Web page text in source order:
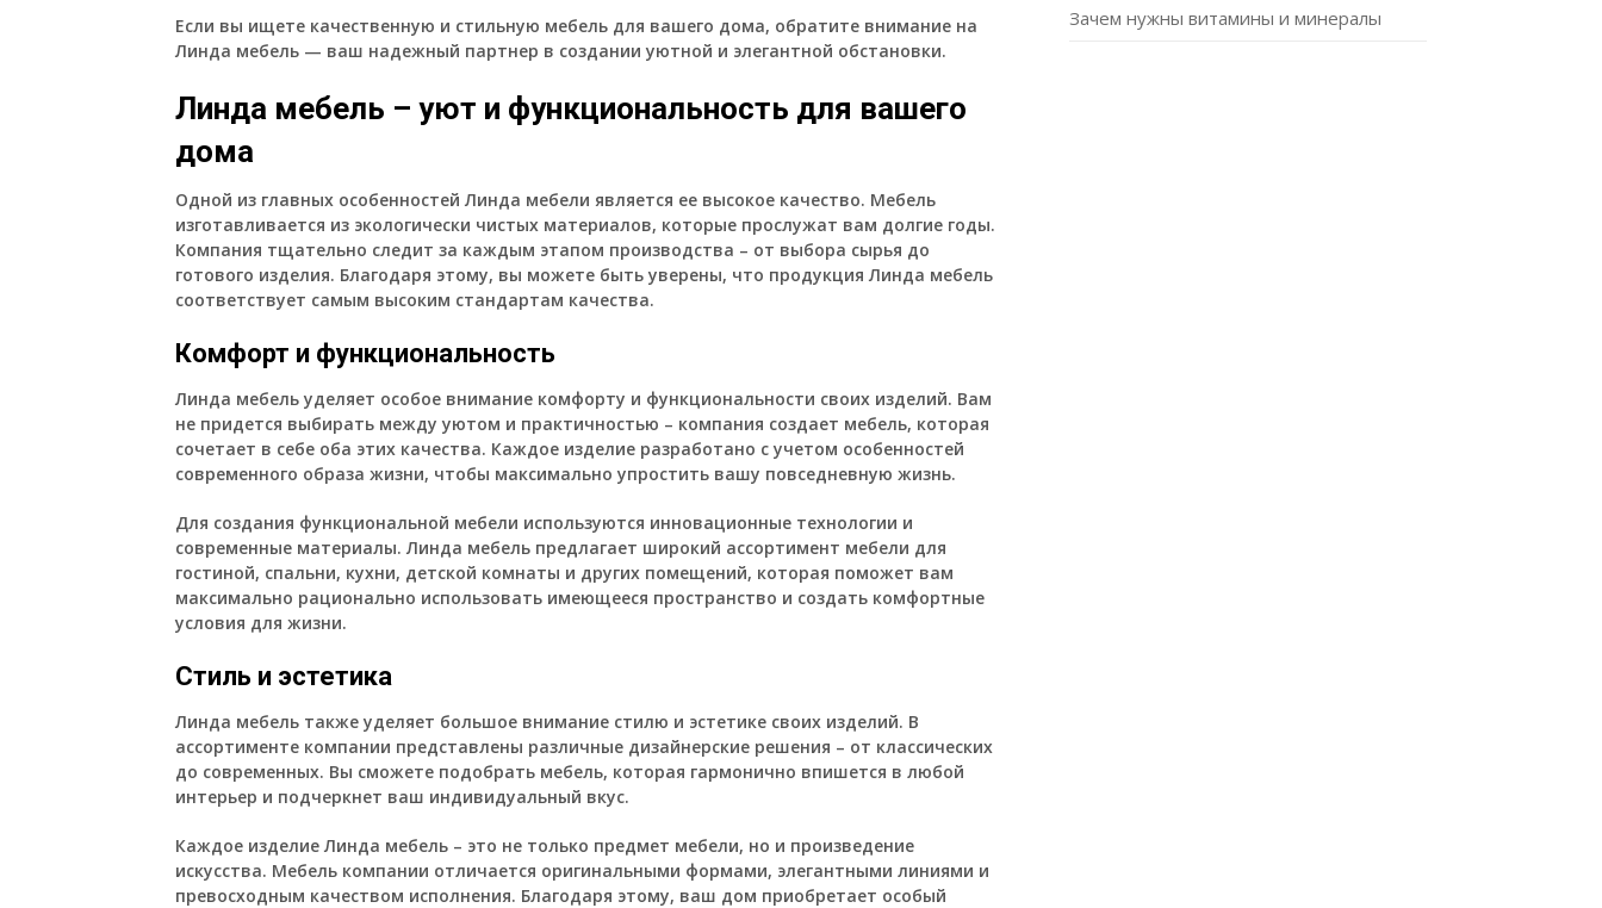
Если вы ищете качественную и стильную мебель для вашего дома, обратите внимание на
Линда мебель — ваш надежный партнер в создании уютной и элегантной обстановки.
Линда мебель – уют и функциональность для вашего
дома
Одной из главных особенностей Линда мебели является ее высокое качество. Мебель
изготавливается из экологически чистых материалов, которые прослужат вам долгие годы.
Компания тщательно следит за каждым этапом производства – от выбора сырья до
готового изделия. Благодаря этому, вы можете быть уверены, что продукция Линда мебель
соответствует самым высоким стандартам качества.
Комфорт и функциональность
Линда мебель уделяет особое внимание комфорту и функциональности своих изделий. Вам
не придется выбирать между уютом и практичностью – компания создает мебель, которая
сочетает в себе оба этих качества. Каждое изделие разработано с учетом особенностей
современного образа жизни, чтобы максимально упростить вашу повседневную жизнь.
Для создания функциональной мебели используются инновационные технологии и
современные материалы. Линда мебель предлагает широкий ассортимент мебели для
гостиной, спальни, кухни, детской комнаты и других помещений, которая поможет вам
максимально рационально использовать имеющееся пространство и создать комфортные
условия для жизни.
Стиль и эстетика
Линда мебель также уделяет большое внимание стилю и эстетике своих изделий. В
ассортименте компании представлены различные дизайнерские решения – от классических
до современных. Вы сможете подобрать мебель, которая гармонично впишется в любой
интерьер и подчеркнет ваш индивидуальный вкус.
Каждое изделие Линда мебель – это не только предмет мебели, но и произведение
искусства. Мебель компании отличается оригинальными формами, элегантными линиями и
превосходным качеством исполнения. Благодаря этому, ваш дом приобретает особый
Зачем нужны витамины и минералы